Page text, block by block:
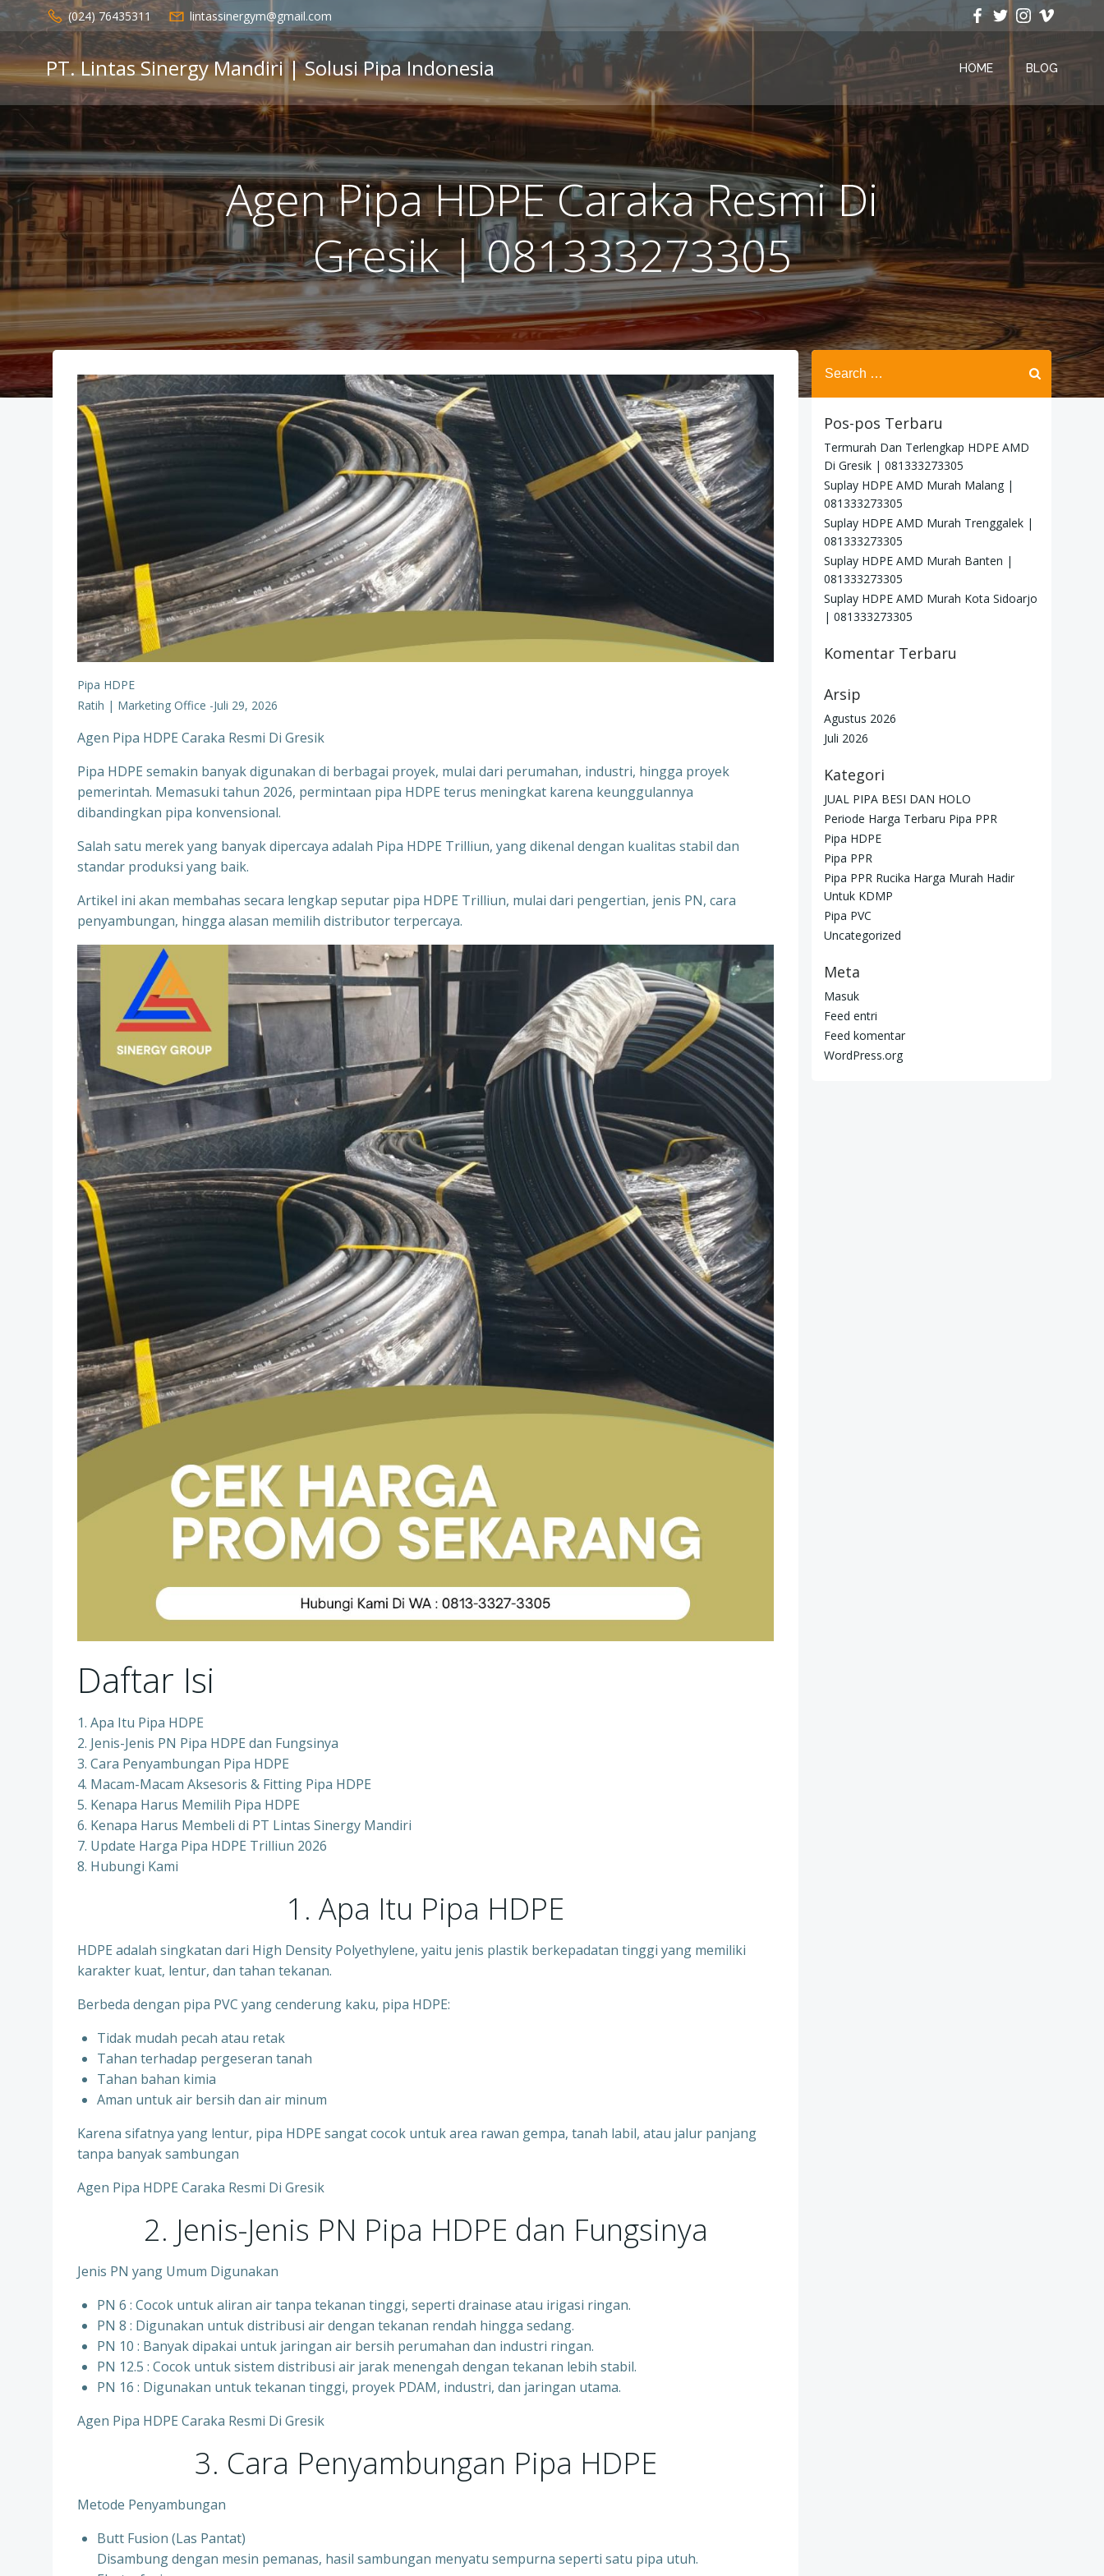
Skip
to
content
(024) 76435311 lintassinergym@gmail.com
PT. Lintas Sinergy Mandiri | Solusi Pipa Indonesia HOME BLOG
Agen Pipa HDPE Caraka Resmi Di
Gresik | 081333273305
Pipa HDPE
Ratih | Marketing Office -Juli 29, 2026
Agen Pipa HDPE Caraka Resmi Di Gresik
Pipa HDPE semakin banyak digunakan di berbagai proyek, mulai dari perumahan, industri, hingga proyek
pemerintah. Memasuki tahun 2026, permintaan pipa HDPE terus meningkat karena keunggulannya
dibandingkan pipa konvensional.
Salah satu merek yang banyak dipercaya adalah Pipa HDPE Trilliun, yang dikenal dengan kualitas stabil dan
standar produksi yang baik.
Artikel ini akan membahas secara lengkap seputar pipa HDPE Trilliun, mulai dari pengertian, jenis PN, cara
penyambungan, hingga alasan memilih distributor terpercaya.
Daftar Isi
1. Apa Itu Pipa HDPE
2. Jenis-Jenis PN Pipa HDPE dan Fungsinya
3. Cara Penyambungan Pipa HDPE
4. Macam-Macam Aksesoris & Fitting Pipa HDPE
5. Kenapa Harus Memilih Pipa HDPE
6. Kenapa Harus Membeli di PT Lintas Sinergy Mandiri
7. Update Harga Pipa HDPE Trilliun 2026
8. Hubungi Kami
1. Apa Itu Pipa HDPE
HDPE adalah singkatan dari High Density Polyethylene, yaitu jenis plastik berkepadatan tinggi yang memiliki
karakter kuat, lentur, dan tahan tekanan.
Berbeda dengan pipa PVC yang cenderung kaku, pipa HDPE:
Tidak mudah pecah atau retak
Tahan terhadap pergeseran tanah
Tahan bahan kimia
Aman untuk air bersih dan air minum
Karena sifatnya yang lentur, pipa HDPE sangat cocok untuk area rawan gempa, tanah labil, atau jalur panjang
tanpa banyak sambungan
Agen Pipa HDPE Caraka Resmi Di Gresik
2. Jenis-Jenis PN Pipa HDPE dan Fungsinya
Jenis PN yang Umum Digunakan
PN 6 : Cocok untuk aliran air tanpa tekanan tinggi, seperti drainase atau irigasi ringan.
PN 8 : Digunakan untuk distribusi air dengan tekanan rendah hingga sedang.
PN 10 : Banyak dipakai untuk jaringan air bersih perumahan dan industri ringan.
⁠PN 12.5 : Cocok untuk sistem distribusi air jarak menengah dengan tekanan lebih stabil.
⁠PN 16 : Digunakan untuk tekanan tinggi, proyek PDAM, industri, dan jaringan utama.
Agen Pipa HDPE Caraka Resmi Di Gresik
3. Cara Penyambungan Pipa HDPE
Metode Penyambungan
Butt Fusion (Las Pantat)
Disambung dengan mesin pemanas, hasil sambungan menyatu sempurna seperti satu pipa utuh.
Search
for:
Pos-pos Terbaru
Termurah Dan Terlengkap HDPE AMD
Di Gresik | 081333273305
Suplay HDPE AMD Murah Malang |
081333273305
Suplay HDPE AMD Murah Trenggalek |
081333273305
Suplay HDPE AMD Murah Banten |
081333273305
Suplay HDPE AMD Murah Kota Sidoarjo
| 081333273305
Komentar Terbaru
Arsip
Agustus 2026
Juli 2026
Kategori
JUAL PIPA BESI DAN HOLO
Periode Harga Terbaru Pipa PPR
Pipa HDPE
Pipa PPR
Pipa PPR Rucika Harga Murah Hadir
Untuk KDMP
Pipa PVC
Uncategorized
Meta
Masuk
Feed entri
Feed komentar
WordPress.org